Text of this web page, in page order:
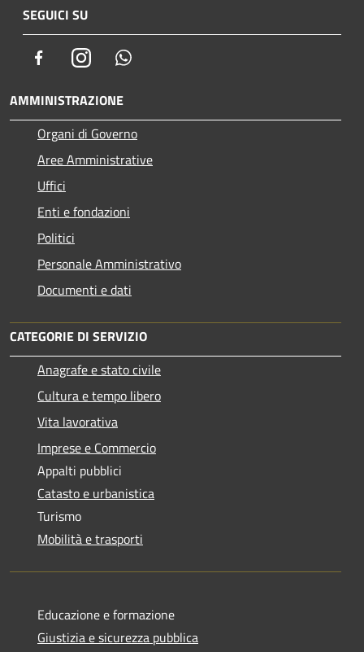
SEGUICI SU
FacebookInstagram
AMMINISTRAZIONE
Organi di Governo
Aree Amministrative
Uffici
Enti e fondazioni
Politici
Personale Amministrativo
Documenti e dati
CATEGORIE DI SERVIZIO
Anagrafe e stato civile
Cultura e tempo libero
Vita lavorativa
Imprese e Commercio
Appalti pubblici
Catasto e urbanistica
Turismo
Mobilità e trasporti
Educazione e formazione
Giustizia e sicurezza pubblica